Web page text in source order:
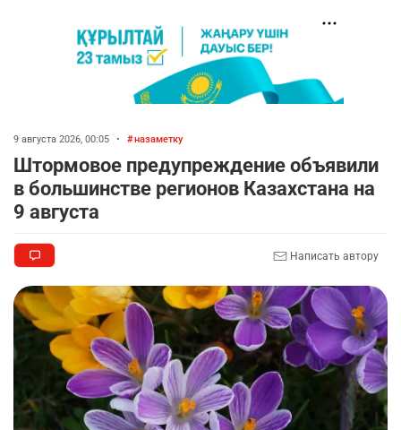
9 августа 2026, 00:05 • назаметку
Штормовое предупреждение объявили
в большинстве регионов Казахстана на
9 августа
Написать автору